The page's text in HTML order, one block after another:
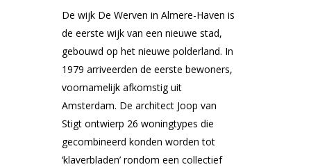
De wijk De Werven in Almere-Haven is
de eerste wijk van een nieuwe stad,
gebouwd op het nieuwe polderland. In
1979 arriveerden de eerste bewoners,
voornamelijk afkomstig uit
Amsterdam. De architect Joop van
Stigt ontwierp 26 woningtypes die
gecombineerd konden worden tot
‘klaverbladen’ rondom een collectief